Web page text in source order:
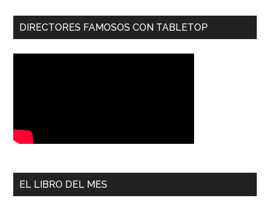
DIRECTORES FAMOSOS CON TABLETOP
EL LIBRO DEL MES